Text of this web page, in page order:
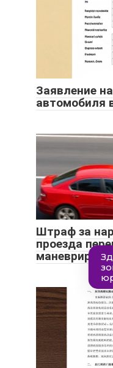
Заявление
автомобиля
Штраф за
проезда